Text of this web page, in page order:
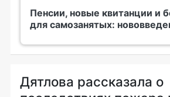
Пенсии, новые квитанции и
для самозанятых:
Дятлова рассказала о